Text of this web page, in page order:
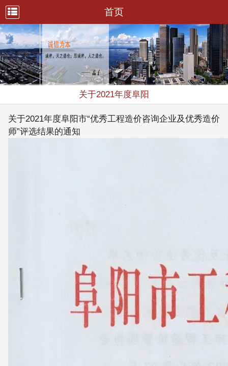
首页
关于2021年度阜阳
关于2021年度阜阳市“优秀工程造价咨询企业及优秀造价
师”评选结果的通知